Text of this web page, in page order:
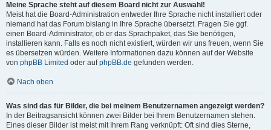
Meine Sprache steht auf diesem Board nicht zur Auswahl!
Meist hat die Board-Administration entweder Ihre Sprache nicht installiert oder
niemand hat das Forum bislang in Ihre Sprache übersetzt. Fragen Sie ggf.
einen Board-Administrator, ob er das Sprachpaket, das Sie benötigen,
installieren kann. Falls es noch nicht existiert, würden wir uns freuen, wenn Sie
es übersetzen würden. Weitere Informationen dazu können auf der Website
von phpBB Limited oder aufphpBB.de gefunden werden.
Nach oben
Was sind das für Bilder, die bei meinem Benutzernamen angezeigt werden?
In der Beitragsansicht können zwei Bilder bei Ihrem Benutzernamen stehen.
Eines dieser Bilder ist meist mit Ihrem Rang verknüpft: Oft sind dies Sterne,